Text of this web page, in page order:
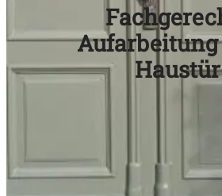
Haustür